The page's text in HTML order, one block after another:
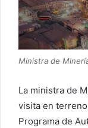
Ministra de
La ministra de
visita en
Programa de